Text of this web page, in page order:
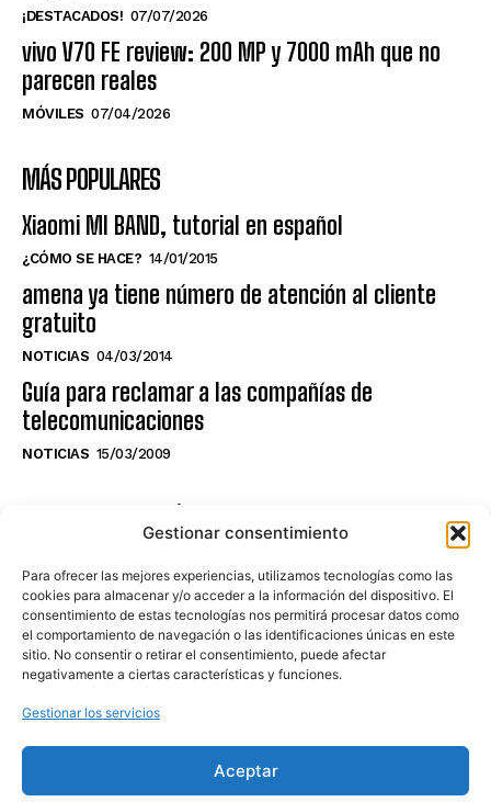
Gestionar consentimiento
Para ofrecer las mejores experiencias, utilizamos tecnologías como las
cookies para almacenar y/o acceder a la información del dispositivo. El
consentimiento de estas tecnologías nos permitirá procesar datos como
el comportamiento de navegación o las identificaciones únicas en este
sitio. No consentir o retirar el consentimiento, puede afectar
negativamente a ciertas características y funciones.
Gestionar los servicios
Aceptar
¡DESTACADOS! 07/07/2026
vivo V70 FE review: 200 MP y 7000 mAh que no
parecen reales
MÓVILES 07/04/2026
MÁS POPULARES
Xiaomi MI BAND, tutorial en español
¿CÓMO SE HACE? 14/01/2015
amena ya tiene número de atención al cliente
gratuito
NOTICIAS 04/03/2014
Guía para reclamar a las compañías de
telecomunicaciones
NOTICIAS 15/03/2009
NO TE PIERDAS LO ÚLTIMO DEL CANAL
Haz clic en «Estoy de acuerdo» para
activar Youtube
POLÍTICA DE COOKIES